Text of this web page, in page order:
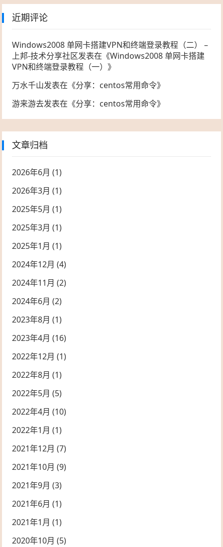
近期评论
Windows2008 单网卡搭建VPN和终端登录教程（二） –
上邦-技术分享社区发表在《Windows2008 单网卡搭建
VPN和终端登录教程（一）》
万水千山发表在《分享：centos常用命令》
游来游去发表在《分享：centos常用命令》
文章归档
2026年6月 (1)
2026年3月 (1)
2025年5月 (1)
2025年3月 (1)
2025年1月 (1)
2024年12月 (4)
2024年11月 (2)
2024年6月 (2)
2023年8月 (1)
2023年4月 (16)
2022年12月 (1)
2022年8月 (1)
2022年5月 (5)
2022年4月 (10)
2022年1月 (1)
2021年12月 (7)
2021年10月 (9)
2021年9月 (3)
2021年6月 (1)
2021年1月 (1)
2020年10月 (5)